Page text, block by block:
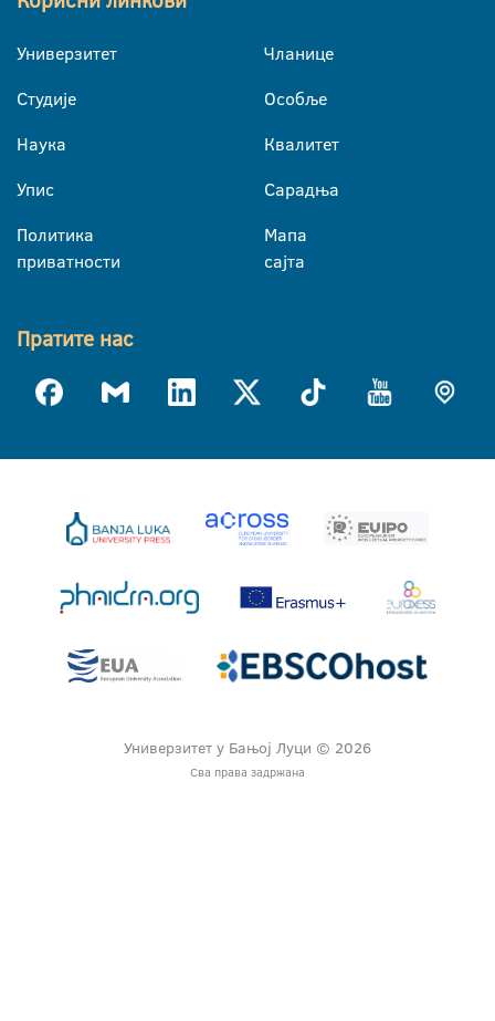
Универзитет
Студије
Наука
Упис
Политика
приватности
Чланице
Особље
Квалитет
Сарадња
Мапа
сајта
Пратите нас
Универзитет у Бањој Луци © 2026
Сва права задржана